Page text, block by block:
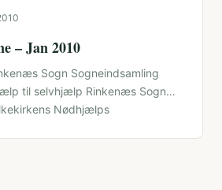
– Jan 2010
Sogn Sogneindsamling
til selvhjælp Rinkenæs Sogn
Nødhjælps